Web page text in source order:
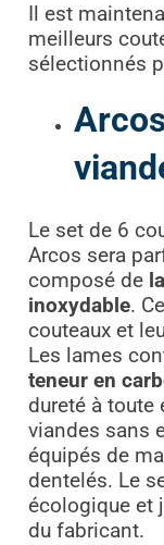
Il est
meilleurs
sélectionnés
Le set de 6
Arcos sera
composé de
inoxydable.
couteaux et
Les lames
teneur en
dureté à toute
viandes sans
équipés de
dentelés. Le
écologique et
du fabricant.